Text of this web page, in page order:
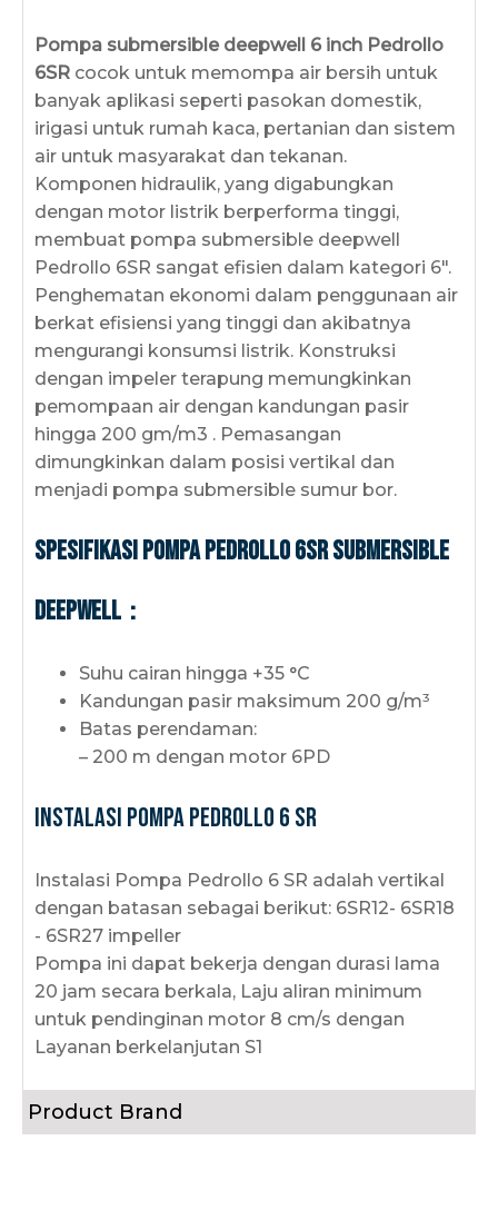
Pompa submersible deepwell 6 inch Pedrollo
6SR cocok untuk memompa air bersih untuk
banyak aplikasi seperti pasokan domestik,
irigasi untuk rumah kaca, pertanian dan sistem
air untuk masyarakat dan tekanan.
Komponen hidraulik, yang digabungkan
dengan motor listrik berperforma tinggi,
membuat pompa submersible deepwell
Pedrollo 6SR sangat efisien dalam kategori 6".
Penghematan ekonomi dalam penggunaan air
berkat efisiensi yang tinggi dan akibatnya
mengurangi konsumsi listrik. Konstruksi
dengan impeler terapung memungkinkan
pemompaan air dengan kandungan pasir
hingga 200 gm/m3 . Pemasangan
dimungkinkan dalam posisi vertikal dan
menjadi pompa submersible sumur bor.
Spesifikasi Pompa Pedrollo 6SR Submersible
Deepwell :
Suhu cairan hingga +35 °C
Kandungan pasir maksimum 200 g/m³
Batas perendaman:
– 200 m dengan motor 6PD
Instalasi Pompa Pedrollo 6 SR
Instalasi Pompa Pedrollo 6 SR adalah vertikal
dengan batasan sebagai berikut: 6SR12- 6SR18
- 6SR27 impeller
Pompa ini dapat bekerja dengan durasi lama
20 jam secara berkala, Laju aliran minimum
untuk pendinginan motor 8 cm/s dengan
Layanan berkelanjutan S1
Product Brand